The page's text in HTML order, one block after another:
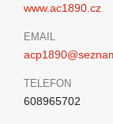
www.ac1890.cz
EMAIL
TELEFON
608965702